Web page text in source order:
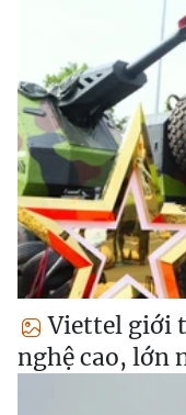
Viettel giới
nghệ cao, lớn